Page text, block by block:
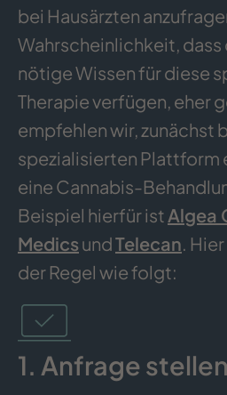
bei Hausärzten
Wahrscheinlichkeit, dass
nötige Wissen für diese
Therapie verfügen, eher
empfehlen wir, zunächst
spezialisierten Plattform
eine Cannabis-
Beispiel hierfür ist Algea
Medics undTelecan .
der Regel wie folgt:
1. Anfrage stellen